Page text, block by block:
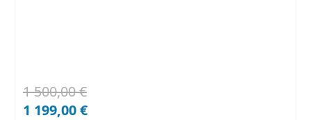
1 500,00€
O
preço
1 199,00€
O
preço